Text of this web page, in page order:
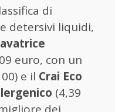
di
detersivi liquidi,
euro, con un
e il Crai Eco
(4,39
dei